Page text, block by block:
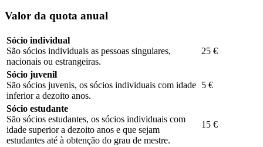
Valor da quota anual
Sócio individual
São sócios individuais as pessoas singulares,
nacionais ou estrangeiras.
25 €
Sócio juvenil
São sócios juvenis, os sócios individuais com idade
inferior a dezoito anos.
5 €
Sócio estudante
São sócios estudantes, os sócios individuais com
idade superior a dezoito anos e que sejam
estudantes até à obtenção do grau de mestre.
15 €